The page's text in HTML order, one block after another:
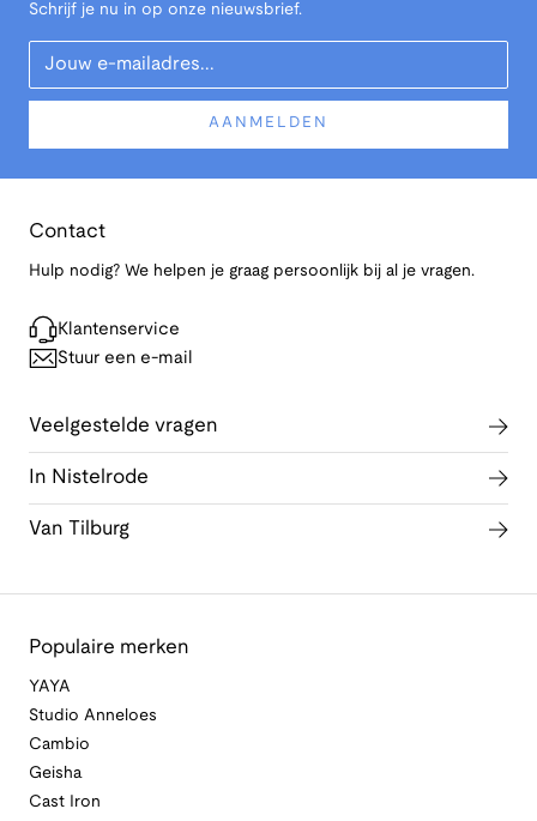
Schrijf je nu in op onze nieuwsbrief.
Your Email
AANMELDEN
Contact
Hulp nodig? We helpen je graag persoonlijk bij al je vragen.
Klantenservice
Stuur een e-mail
Veelgestelde vragen
In Nistelrode
Van Tilburg
Populaire merken
YAYA
Studio Anneloes
Cambio
Geisha
Cast Iron